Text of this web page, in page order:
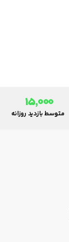
15,000
متوسط بازدید روزانه